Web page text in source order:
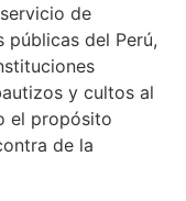
de
públicas del Perú,
y cultos al
el propósito
de la